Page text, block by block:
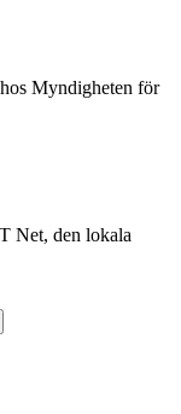
Myndigheten för
Net, den lokala